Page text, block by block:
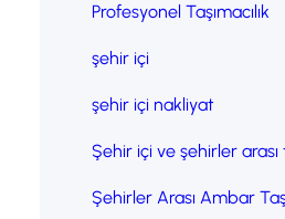
Profesyonel Taşımacılık
şehir içi
şehir içi nakliyat
Şehir içi ve şehirler arası
Şehirler Arası Ambar